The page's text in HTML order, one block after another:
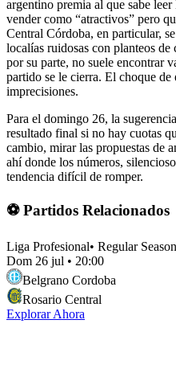
argentino premia al que sabe
vender como “atractivos” pero
Central Córdoba, en particular,
localías ruidosas con planteos
por su parte, no suele encontrar
partido se le cierra. El choque
imprecisiones.
Para el domingo 26, la
resultado final si no hay cuotas
cambio, mirar las propuestas de
ahí donde los números,
tendencia difícil de romper.
⚽ Partidos Relacionados
Liga Profesional• Regular Season
Dom 26 jul • 20:00
Belgrano Cordoba
Rosario Central
Explorar Ahora